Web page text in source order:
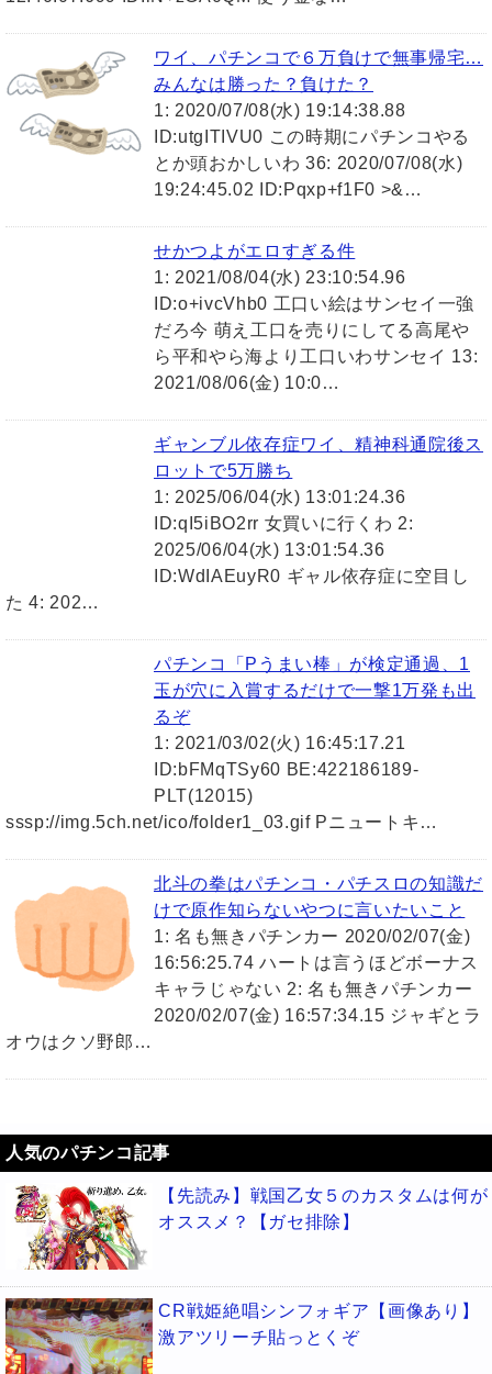
ワイ、パチンコで６万負けで無事帰宅…
みんなは勝った？負けた？
1: 2020/07/08(水) 19:14:38.88
ID:utgITIVU0 この時期にパチンコやる
とか頭おかしいわ 36: 2020/07/08(水)
19:24:45.02 ID:Pqxp+f1F0 >&…
せかつよがエロすぎる件
1: 2021/08/04(水) 23:10:54.96
ID:o+ivcVhb0 工口い絵はサンセイ一強
だろ今 萌え工口を売りにしてる高尾や
ら平和やら海より工口いわサンセイ 13:
2021/08/06(金) 10:0…
ギャンブル依存症ワイ、精神科通院後ス
ロットで5万勝ち
1: 2025/06/04(水) 13:01:24.36
ID:qI5iBO2rr 女買いに行くわ 2:
2025/06/04(水) 13:01:54.36
ID:WdIAEuyR0 ギャル依存症に空目し
た 4: 202…
パチンコ「Pうまい棒」が検定通過、1
玉が穴に入賞するだけで一撃1万発も出
るぞ
1: 2021/03/02(火) 16:45:17.21
ID:bFMqTSy60 BE:422186189-
PLT(12015)
sssp://img.5ch.net/ico/folder1_03.gif Pニュートキ…
北斗の拳はパチンコ・パチスロの知識だ
けで原作知らないやつに言いたいこと
1: 名も無きパチンカー 2020/02/07(金)
16:56:25.74 ハートは言うほどボーナス
キャラじゃない 2: 名も無きパチンカー
2020/02/07(金) 16:57:34.15 ジャギとラ
オウはクソ野郎…
人気のパチンコ記事
【先読み】戦国乙女５のカスタムは何が
オススメ？【ガセ排除】
CR戦姫絶唱シンフォギア【画像あり】
激アツリーチ貼っとくぞ